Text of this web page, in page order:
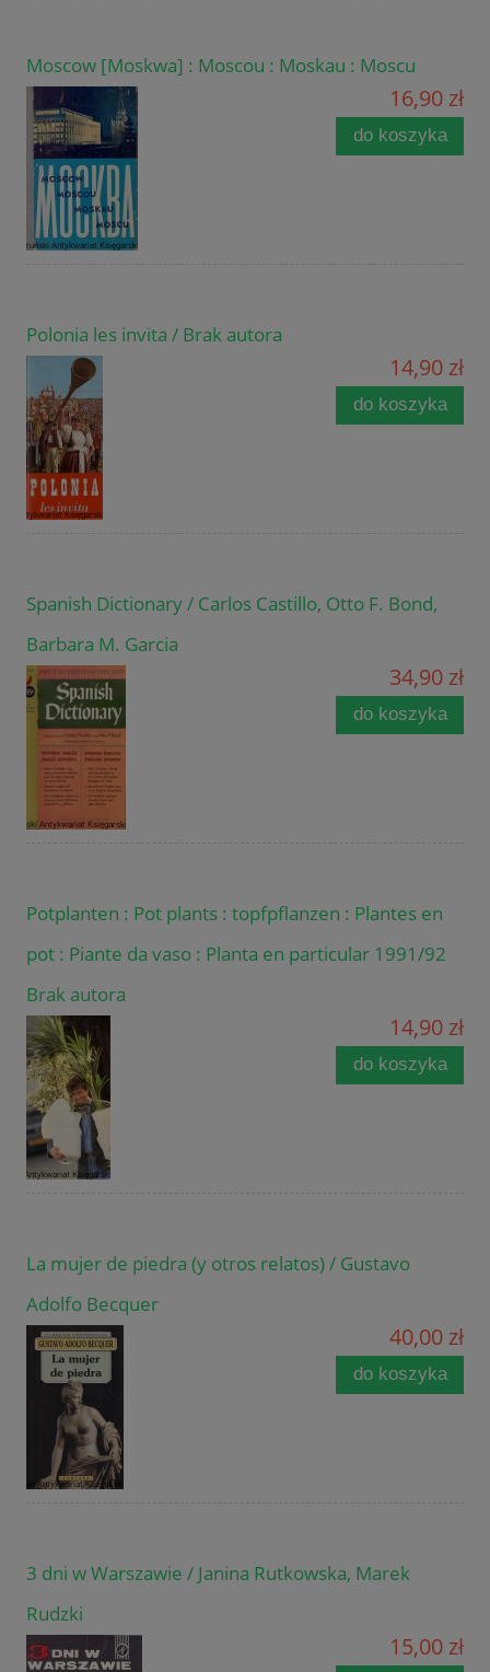
Moscow [Moskwa] : Moscou : Moskau : Moscu
16,90 zł
do koszyka
Polonia les invita / Brak autora
14,90 zł
do koszyka
Spanish Dictionary / Carlos Castillo, Otto F. Bond,
Barbara M. Garcia
34,90 zł
do koszyka
Potplanten : Pot plants : topfpflanzen : Plantes en
pot : Piante da vaso : Planta en particular 1991/92
Brak autora
14,90 zł
do koszyka
La mujer de piedra (y otros relatos) / Gustavo
Adolfo Becquer
40,00 zł
do koszyka
3 dni w Warszawie / Janina Rutkowska, Marek
Rudzki
15,00 zł